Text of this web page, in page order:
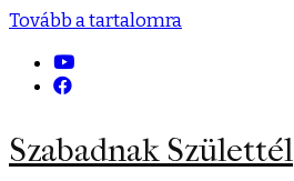
Tovább a tartalomra
Szabadnak Születtél